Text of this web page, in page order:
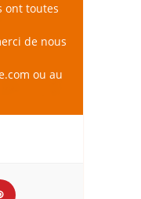
ont toutes
de nous
ou au